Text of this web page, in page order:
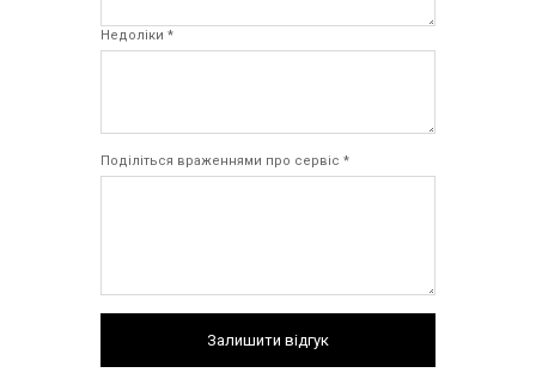
Недоліки *
Поділіться враженнями про сервіс *
Залишити відгук